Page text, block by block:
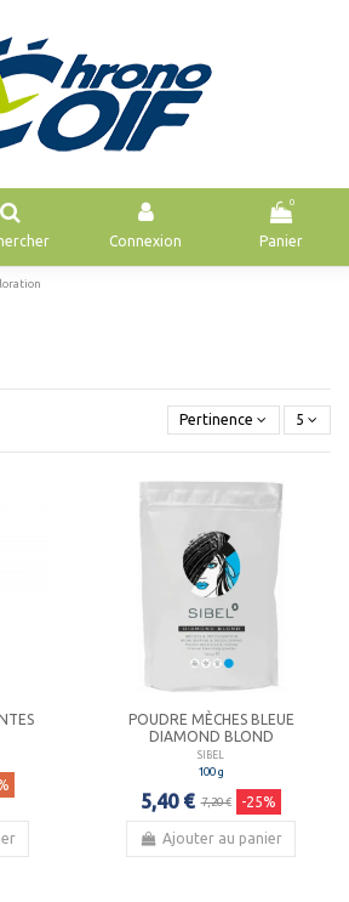
Connexion
0
Panier
Pertinence 5
POUDRE MÈCHES BLEUE
DIAMOND BLOND
SIBEL
100 g
5,40 € 7,20 € -25%
Ajouter au panier